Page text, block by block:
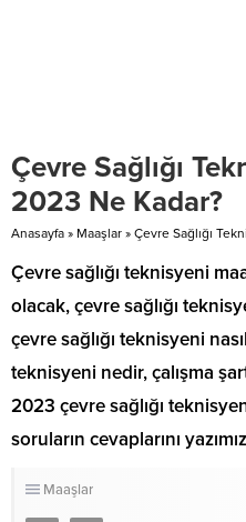
Çevre Sağlığı
2023 Ne Kadar?
Anasayfa » Maaşlar » Çevre Sağlığı
​​​​​​​Çevre sağlığı teknisyeni
olacak, çevre sağlığı
çevre sağlığı teknisyeni
teknisyeni nedir, çalışma
2023 çevre sağlığı
soruların cevaplarını
Maaşlar